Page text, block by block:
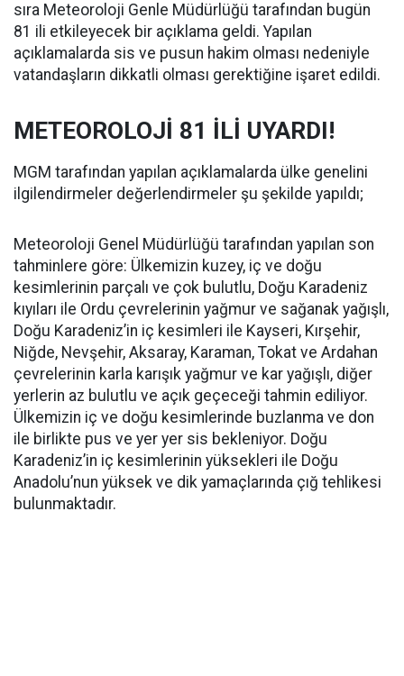
sıra Meteoroloji Genle Müdürlüğü tarafından bugün
81 ili etkileyecek bir açıklama geldi. Yapılan
açıklamalarda sis ve pusun hakim olması nedeniyle
vatandaşların dikkatli olması gerektiğine işaret edildi.
METEOROLOJİ 81 İLİ UYARDI!
MGM tarafından yapılan açıklamalarda ülke genelini
ilgilendirmeler değerlendirmeler şu şekilde yapıldı;
Meteoroloji Genel Müdürlüğü tarafından yapılan son
tahminlere göre: Ülkemizin kuzey, iç ve doğu
kesimlerinin parçalı ve çok bulutlu, Doğu Karadeniz
kıyıları ile Ordu çevrelerinin yağmur ve sağanak yağışlı,
Doğu Karadeniz’in iç kesimleri ile Kayseri, Kırşehir,
Niğde, Nevşehir, Aksaray, Karaman, Tokat ve Ardahan
çevrelerinin karla karışık yağmur ve kar yağışlı, diğer
yerlerin az bulutlu ve açık geçeceği tahmin ediliyor.
Ülkemizin iç ve doğu kesimlerinde buzlanma ve don
ile birlikte pus ve yer yer sis bekleniyor. Doğu
Karadeniz’in iç kesimlerinin yüksekleri ile Doğu
Anadolu’nun yüksek ve dik yamaçlarında çığ tehlikesi
bulunmaktadır.